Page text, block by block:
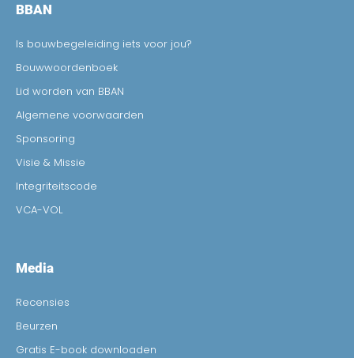
BBAN
Is bouwbegeleiding iets voor jou?
Bouwwoordenboek
Lid worden van BBAN
Algemene voorwaarden
Sponsoring
Visie & Missie
Integriteitscode
VCA-VOL
Media
Recensies
Beurzen
Gratis E-book downloaden